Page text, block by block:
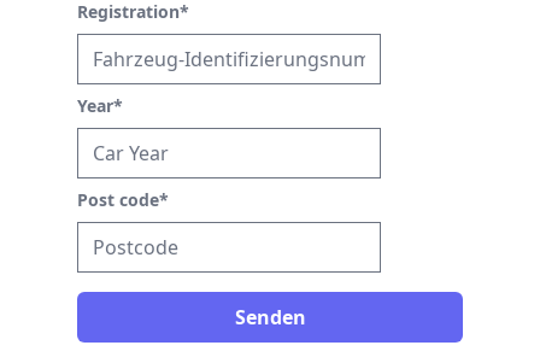
Registration*
Year*
Post code*
Senden